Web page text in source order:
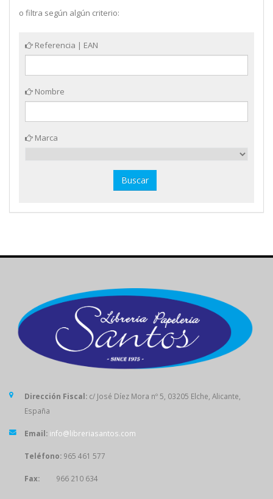
o filtra según algún criterio:
Referencia | EAN
Nombre
Marca
Dirección Fiscal: c/ José Díez Mora nº 5, 03205 Elche, Alicante,
España
Email: info@libreriasantos.com
Teléfono: 965 461 577
Fax: 966 210 634